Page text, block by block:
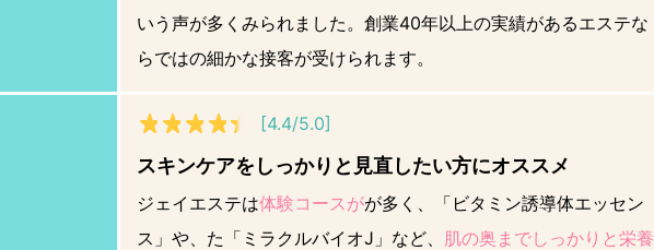
いう声が多くみられました。創業40年以上の実績があるエステな
らではの細かな接客が受けられます。
[4.4/5.0]
スキンケアをしっかりと見直したい方にオススメ
ジェイエステは体験コースがが多く、「ビタミン誘導体エッセン
ス」や、た「ミラクルバイオJ」など、 肌の奥までしっかりと栄養